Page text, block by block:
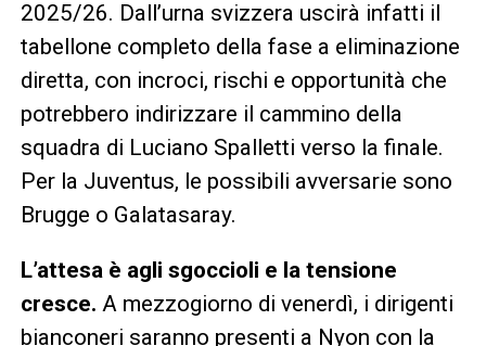
2025/26. Dall’urna svizzera uscirà infatti il
tabellone completo della fase a eliminazione
diretta, con incroci, rischi e opportunità che
potrebbero indirizzare il cammino della
squadra di Luciano Spalletti verso la finale.
Per la Juventus, le possibili avversarie sono
Brugge o Galatasaray.
L’attesa è agli sgoccioli e la tensione
cresce. A mezzogiorno di venerdì, i dirigenti
bianconeri saranno presenti a Nyon con la